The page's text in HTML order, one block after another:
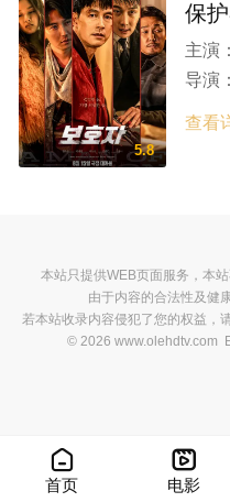
5.8
保
主演：
导演：
查看
本站只提供WEB页面服务，本
由于内容的合法性及健
若本站收录内容侵犯了您的权益，
© 2026 www.olehdtv.com

首页

电影